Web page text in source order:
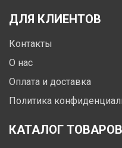
ДЛЯ КЛИЕНТОВ
Контакты
О нас
Оплата и доставка
Политика
КАТАЛОГ ТОВАРОВ